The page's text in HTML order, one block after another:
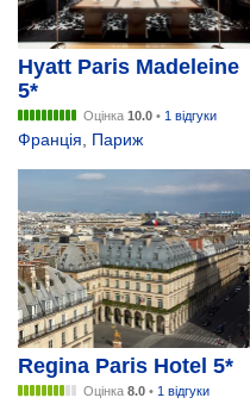
Hyatt Paris Madeleine
5*
Оцінка 10.0 • 1 відгуки
Франція, Париж
Regina Paris Hotel 5*
Оцінка 8.0 • 1 відгуки